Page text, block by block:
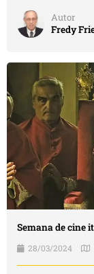
Autor
Fredy
Semana de cine
28/03/2024